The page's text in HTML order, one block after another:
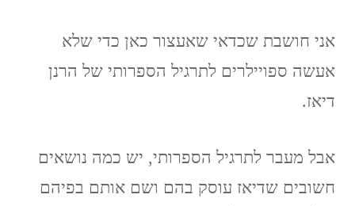
אני חושבת שכדאי שאעצור כאן כדי שלא
אעשה ספויילרים לתרגיל הספרותי של הרנן
דיאז.
אבל מעבר לתרגיל הספרותי, יש כמה נושאים
חשובים שדיאז עוסק בהם ושם אותם בפיהם